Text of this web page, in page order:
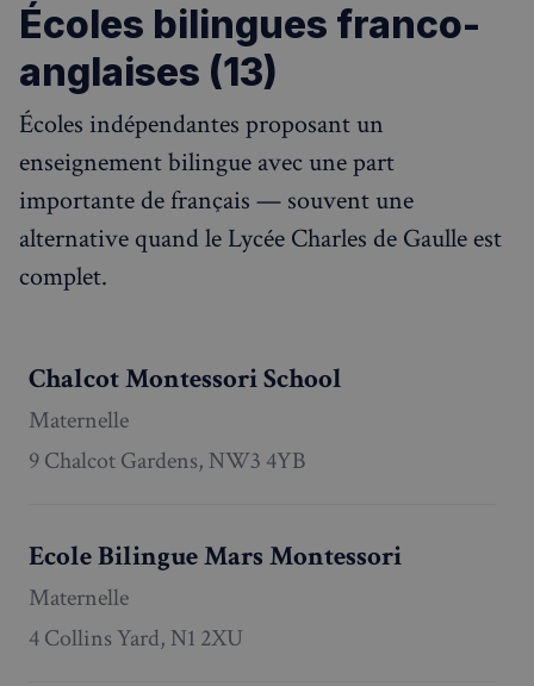
Écoles bilingues franco-
anglaises (13)
Écoles indépendantes proposant un
enseignement bilingue avec une part
importante de français — souvent une
alternative quand le Lycée Charles de Gaulle est
complet.
Chalcot Montessori School
Maternelle
9 Chalcot Gardens, NW3 4YB
Ecole Bilingue Mars Montessori
Maternelle
4 Collins Yard, N1 2XU